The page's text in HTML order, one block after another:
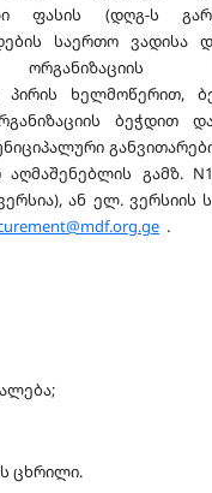
ფასის (დღგ-ს
საერთო ვადისა
პირის ხელმოწერით,
ბეჭდით
გამზ.
ან ელ. ვერსიის
.
ცხრილი.